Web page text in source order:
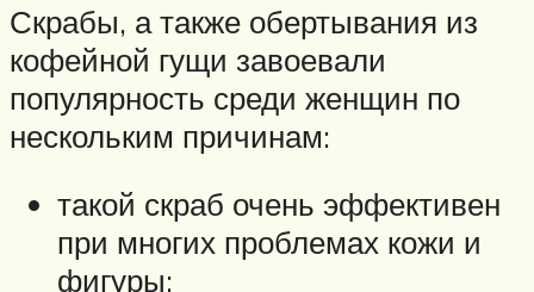
Скрабы, а также обертывания из
кофейной гущи завоевали
популярность среди женщин по
нескольким причинам:
такой скраб очень эффективен
при многих проблемах кожи и
фигуры;